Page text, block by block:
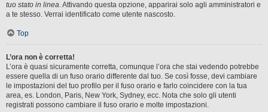
tuo stato in linea. Attivando questa opzione, apparirai solo agli amministratori e
a te stesso. Verrai identificato come utente nascosto.
Top
L’ora non è corretta!
L’ora è quasi sicuramente corretta, comunque l’ora che stai vedendo potrebbe
essere quella di un fuso orario differente dal tuo. Se così fosse, devi cambiare
le impostazioni del tuo profilo per il fuso orario e farlo coincidere con la tua
area, es. London, Paris, New York, Sydney, ecc. Nota che solo gli utenti
registrati possono cambiare il fuso orario e molte impostazioni.